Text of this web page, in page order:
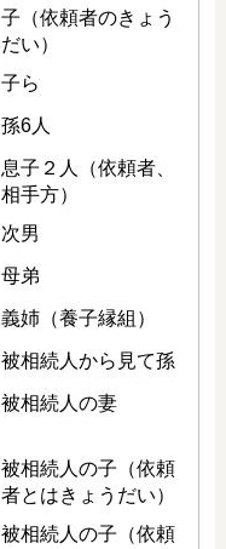
子（依頼者のきょう
だい）
子ら
孫6人
息子２人（依頼者、
相手方）
次男
母弟
義姉（養子縁組）
被相続人から見て孫
被相続人の妻
被相続人の子（依頼
者とはきょうだい）
被相続人の子（依頼